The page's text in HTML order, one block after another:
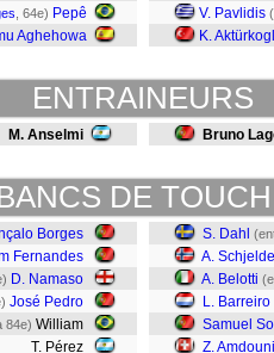
, 64e) Pepê
Aghehowa
V. Pavlidis (
K.
ENTRAINEURS
M. Anselmi Bruno
DE
Borges
Fernandes
D. Namaso
José Pedro
84e) William
T. Pérez
S. Dahl
A.
A. Belotti
L. Barreiro
Samuel
Z. Amdouni